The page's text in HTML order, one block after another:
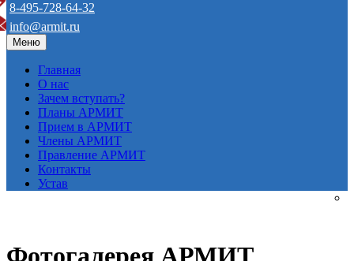
8-495-728-64-32
info@armit.ru
Меню
Главная
О нас
Зачем вступать?
Планы АРМИТ
Прием в АРМИТ
Члены АРМИТ
Правление АРМИТ
Контакты
Устав
Фотогалерея АРМИТ